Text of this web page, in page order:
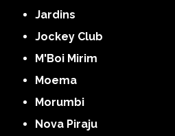
Jardins
Jockey Club
M'Boi Mirim
Moema
Morumbi
Nova Piraju